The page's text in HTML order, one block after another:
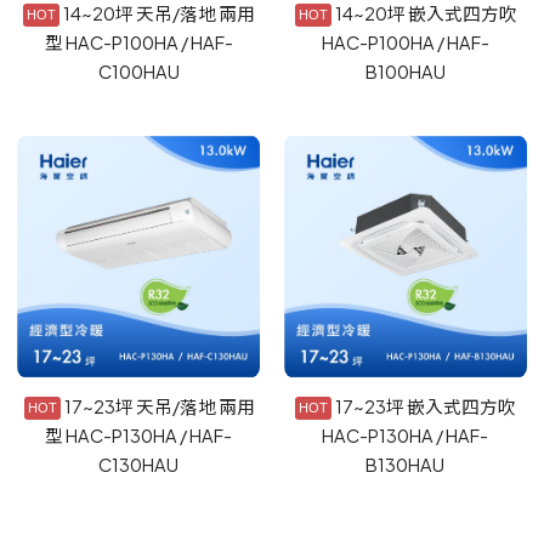
14~20坪 天吊/落地 兩用
型 HAC-P100HA / HAF-
C100HAU
14~20坪 嵌入式四方吹
HAC-P100HA / HAF-
B100HAU
17~23坪 天吊/落地 兩用
型 HAC-P130HA / HAF-
C130HAU
17~23坪 嵌入式四方吹
HAC-P130HA / HAF-
B130HAU